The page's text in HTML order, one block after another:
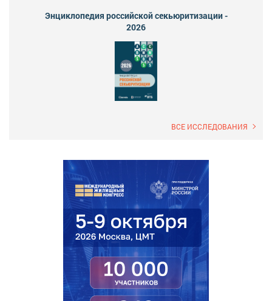
Энциклопедия российской секьюритизации -
2026
ВСЕ ИССЛЕДОВАНИЯ